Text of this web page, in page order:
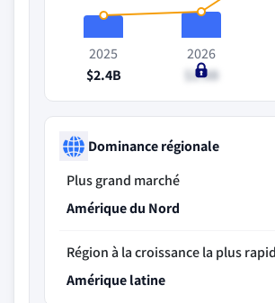
2025
$2.4B
2026
$2.8B
Dominance régionale
Plus grand marché
Amérique du Nord
Région à la croissance la plus
Amérique latine